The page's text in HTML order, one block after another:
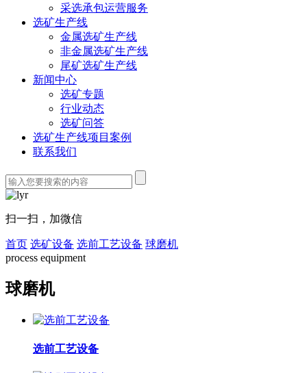
采选承包运营服务
选矿生产线
金属选矿生产线
非金属选矿生产线
尾矿选矿生产线
新闻中心
选矿专题
行业动态
选矿问答
选矿生产线项目案例
联系我们
扫一扫，加微信
首页 选矿设备 选前工艺设备 球磨机
process equipment
球磨机
选前工艺设备